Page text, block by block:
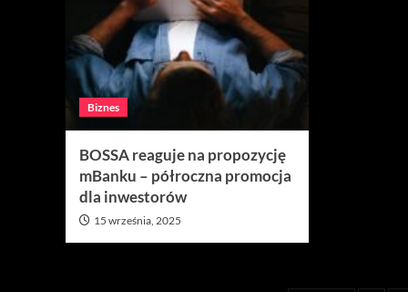
Biznes
BOSSA reaguje na propozycję
mBanku – półroczna promocja
dla inwestorów
15 września, 2025